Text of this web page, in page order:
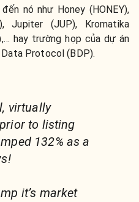
nó như Honey (HONEY),
Jupiter (JUP), Kromatika
hay trường họp của dự án
Protocol (BDP).
virtually
to listing
132% as a
it’s market